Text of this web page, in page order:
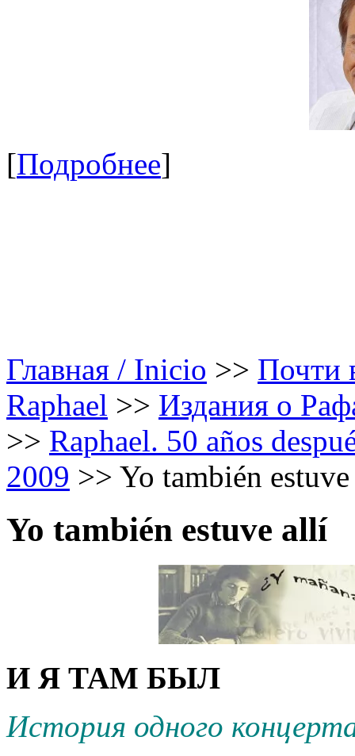
[Подробнее]
Главная / Inicio >> Почти
Raphael >> Издания о
>> Raphael. 50 años
2009 >> Yo también
Yo también estuve allí
И Я ТАМ БЫЛ
История одного